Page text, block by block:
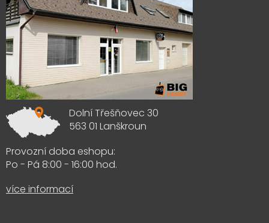
Dolní Třešňovec 30
563 01 Lanškroun
Provozní doba eshopu:
Po - Pá 8:00 - 16:00 hod.
více informací